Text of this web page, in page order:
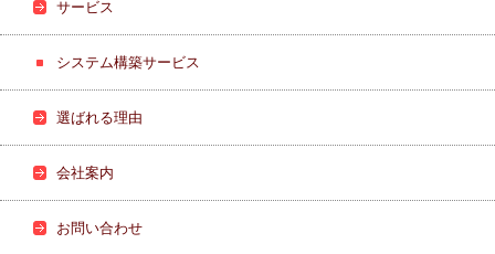
サービス
システム構築サービス
選ばれる理由
会社案内
お問い合わせ